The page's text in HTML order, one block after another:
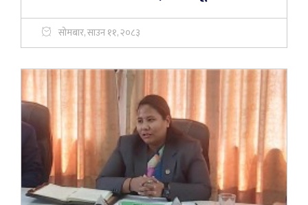
सोमबार, साउन ११, २०८३